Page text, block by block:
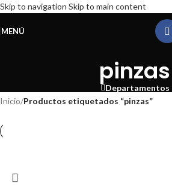
Skip to navigation Skip to main content
MENÚ
pinzas
Departamentos
Inicio/Productos etiquetados “pinzas”